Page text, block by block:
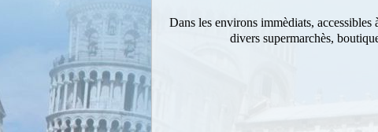
Dans les environs immèdiats,
divers supermarchès,